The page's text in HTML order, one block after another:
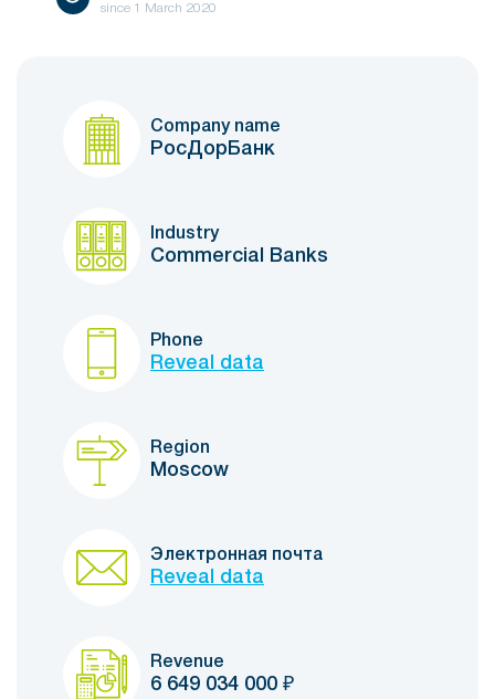
since 1 March 2020
Company name
РосДорБанк
Industry
Commercial Banks
Phone
Reveal data
Region
Moscow
Электронная почта
Reveal data
Revenue
6 649 034 000 ₽